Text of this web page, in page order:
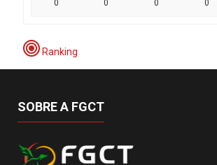
0 0 0 0
Ranking
SOBRE A FGCT